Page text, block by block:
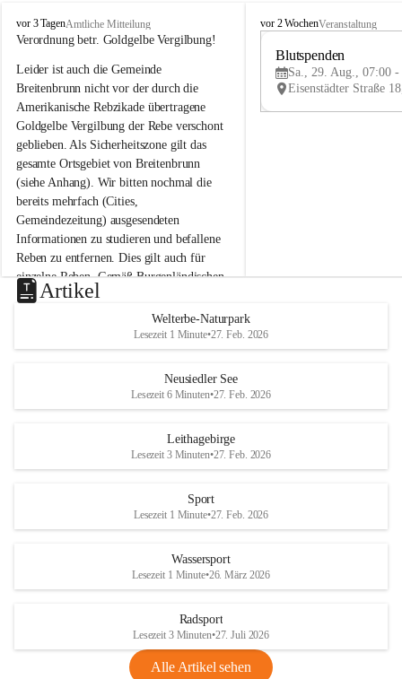
B
r
i
t
e
n
b
r
u
n
n
a
m
N
e
u
s
d
S
vor 3 TagenAmtliche Mitteilung
Verordnung betr. Goldgelbe Vergilbung!
Leider ist auch die Gemeinde
Breitenbrunn nicht vor der durch die
Amerikanische Rebzikade übertragene
Goldgelbe Vergilbung der Rebe verschont
geblieben. Als Sicherheitszone gilt das
gesamte Ortsgebiet von Breitenbrunn
(siehe Anhang). Wir bitten nochmal die
bereits mehrfach (Cities,
Gemeindezeitung) ausgesendeten
Informationen zu studieren und befallene
Reben zu entfernen. Dies gilt auch für
einzelne Reben. Gemäß Burgenländischen
Weinbaugesetz sind nicht gepflegte oder
unzulässige Weingärten zu roden! Bitte
helfen wir zusammen um unsere Winzer
vor den prognostizierten Ernteausfällen
und den daraus folgenden wirtschaftlichen
Maßnahmen zur Bekämpfung
Rebe und der Amerikanischen
Anhang VBl. EU Nr. 18
1 Seite•1,4 MB
VBl. EU Nr. 18_2026
B
e
u
e
d
r
S
vor 2 WochenVeranstaltung
Blutspenden
Sa., 29. Aug., 07:00 -
Artikel
Welterbe-Naturpark
Lesezeit 1 Minute•27. Feb. 2026
Neusiedler See
Lesezeit 6 Minuten•27. Feb. 2026
Leithagebirge
Lesezeit 3 Minuten•27. Feb. 2026
Sport
Lesezeit 1 Minute•27. Feb. 2026
Wassersport
Lesezeit 1 Minute•26. März 2026
Radsport
Lesezeit 3 Minuten•27. Juli 2026
Alle Artikel sehen